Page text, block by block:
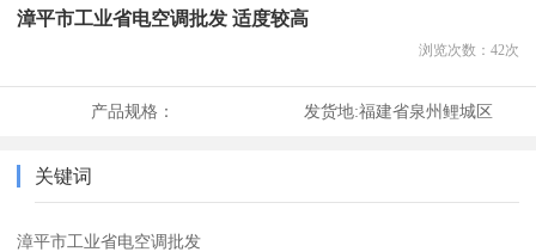
漳平市工业省电空调批发 适度较高
浏览次数： 42次
产品规格： 发货地:福建省泉州鲤城区
关键词
漳平市工业省电空调批发